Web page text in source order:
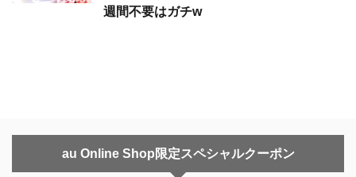
週間不要はガチw
au Online Shop限定スペシャルクーポン